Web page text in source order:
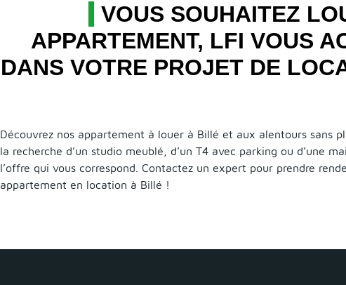
VOUS SOUHAITEZ
APPARTEMENT, LFI VOUS
DANS VOTRE PROJET DE
Découvrez nos appartement à louer à Billé et aux alentours sans
la recherche d’un studio meublé, d’un T4 avec parking ou d’une
l’offre qui vous correspond. Contactez un expert pour prendre
appartement en location à Billé !